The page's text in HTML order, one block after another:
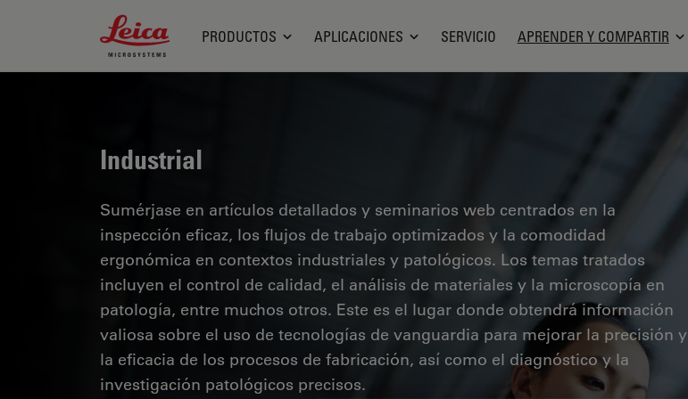
Leica Microsystems Logo
PRODUCTOS APLICACIONES SERVICIO APRENDER Y COMPARTIR
Industrial
Sumérjase en artículos detallados y seminarios web centrados en la
inspección eficaz, los flujos de trabajo optimizados y la comodidad
ergonómica en contextos industriales y patológicos. Los temas tratados
incluyen el control de calidad, el análisis de materiales y la microscopía en
patología, entre muchos otros. Este es el lugar donde obtendrá información
valiosa sobre el uso de tecnologías de vanguardia para mejorar la precisión y
la eficacia de los procesos de fabricación, así como el diagnóstico y la
investigación patológicos precisos.